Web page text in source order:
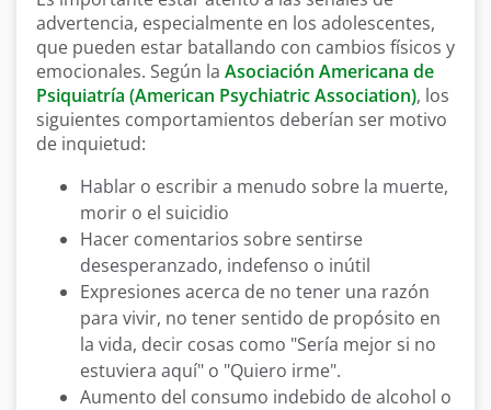
advertencia, especialmente en los adolescentes,
que pueden estar batallando con cambios físicos y
emocionales. Según la Asociación Americana de
Psiquiatría (American Psychiatric Association), los
siguientes comportamientos deberían ser motivo
de inquietud:
Hablar o escribir a menudo sobre la muerte,
morir o el suicidio
Hacer comentarios sobre sentirse
desesperanzado, indefenso o inútil
Expresiones acerca de no tener una razón
para vivir, no tener sentido de propósito en
la vida, decir cosas como "Sería mejor si no
estuviera aquí" o "Quiero irme".
Aumento del consumo indebido de alcohol o